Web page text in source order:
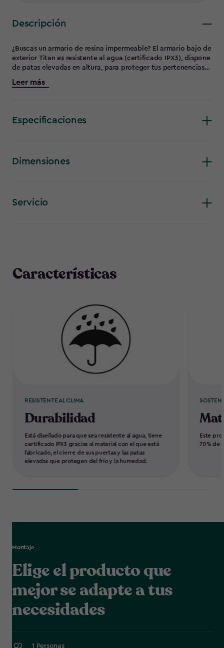
Descripción
¿Buscas un armario de resina impermeable? El armario bajo de
exterior Titan es resistente al agua (certificado IPX3), dispone
de patas elevadas en altura, para proteger tus pertenencias
de la humedad y del frío, y está fabricado con resina
reciclada (70% mínimo). Si quieres almacenar cualquier tipo
y un soporte en la parte inferior de sus 2 baldas ajustables
para que pueda resistir hasta 30kg por balda. ¡No nos
Leer más
Especificaciones
Dimensiones
Servicio
Características
RESISTENTE AL CLIMA
Durabilidad
Está diseñado para que sea resistente al agua, tiene
certificado IPX3 gracias al material con el que está
fabricado, el cierre de sus puertas y las patas
elevadas que protegen del frío y la humedad.
Este
70% de
Montaje
Elige el producto que
mejor se adapte a tus
necesidades
1 Personas